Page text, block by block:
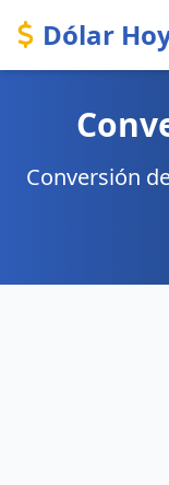
Dólar
Conversión